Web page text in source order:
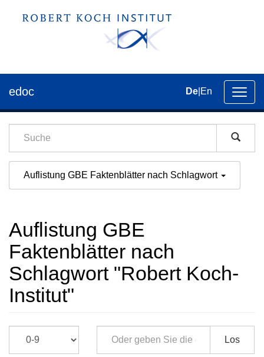
der
edoc De En
Auflistung GBE Faktenblätter nach Schlagwort
Auflistung GBE
Faktenblätter nach
Schlagwort "Robert Koch-
Institut"
Los